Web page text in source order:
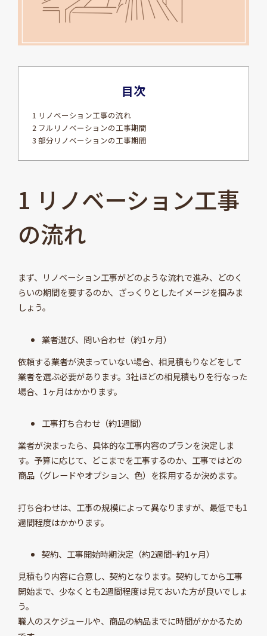
目次
1 リノベーション工事の流れ
2 フルリノベーションの工事期間
3 部分リノベーションの工事期間
1 リノベーション工事
の流れ
まず、リノベーション工事がどのような流れで進み、どのく
らいの期間を要するのか、ざっくりとしたイメージを掴みま
しょう。
業者選び、問い合わせ（約1ヶ月）
依頼する業者が決まっていない場合、相見積もりなどをして
業者を選ぶ必要があります。3社ほどの相見積もりを行なった
場合、1ヶ月はかかります。
工事打ち合わせ（約1週間）
業者が決まったら、具体的な工事内容のプランを決定しま
す。予算に応じて、どこまでを工事するのか、工事ではどの
商品（グレードやオプション、色）を採用するか決めます。
打ち合わせは、工事の規模によって異なりますが、最低でも1
週間程度はかかります。
契約、工事開始時期決定（約2週間~約1ヶ月）
見積もり内容に合意し、契約となります。契約してから工事
開始まで、少なくとも2週間程度は見ておいた方が良いでしょ
う。
職人のスケジュールや、商品の納品までに時間がかかるため